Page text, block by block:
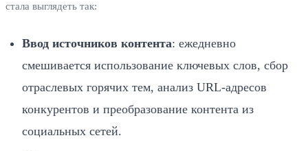
стала выглядеть так:
Ввод источников контента: ежедневно
смешивается использование ключевых слов, сбор
отраслевых горячих тем, анализ URL-адресов
конкурентов и преобразование контента из
социальных сетей.